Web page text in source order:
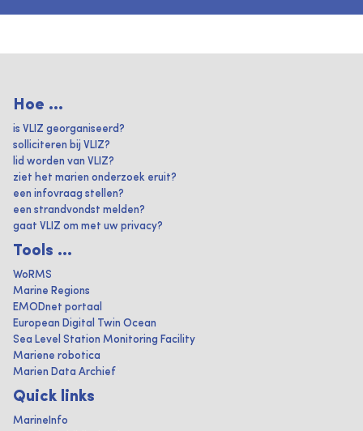
Hoe ...
is VLIZ georganiseerd?
solliciteren bij VLIZ?
lid worden van VLIZ?
ziet het marien onderzoek eruit?
een infovraag stellen?
een strandvondst melden?
gaat VLIZ om met uw privacy?
Tools ...
WoRMS
Marine Regions
EMODnet portaal
European Digital Twin Ocean
Sea Level Station Monitoring Facility
Mariene robotica
Marien Data Archief
Quick links
MarineInfo